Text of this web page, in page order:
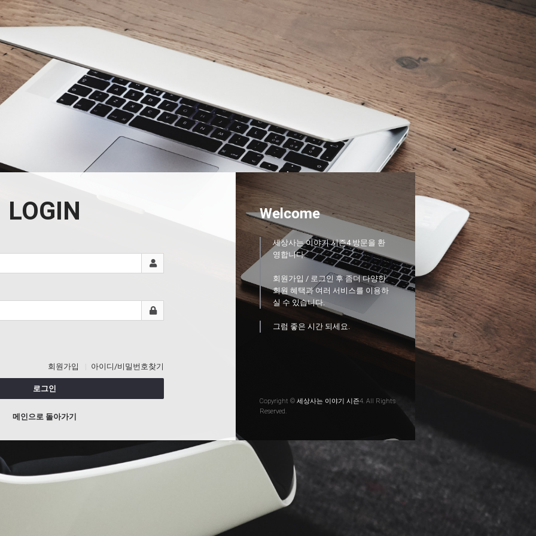
LOGIN
회원가입 아이디/비밀번호찾기
로그인
메인으로 돌아가기
Welcome
세상사는 이야기 시즌4 방문을 환
영합니다.
회원가입 / 로그인 후 좀더 다양한
회원 혜택과 여러 서비스를 이용하
실 수 있습니다.
그럼 좋은 시간 되세요.
Copyright © 세상사는 이야기 시즌4. All Rights
Reserved.